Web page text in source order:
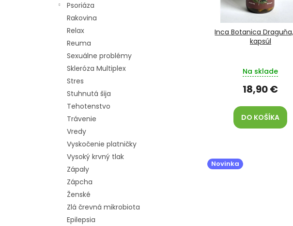
Psoriáza
Rakovina
Relax
Reuma
Sexuálne problémy
Skleróza Multiplex
Stres
Stuhnutá šija
Tehotenstvo
Trávenie
Vredy
Vyskočenie platničky
Vysoký krvný tlak
Zápaly
Zápcha
Ženské
Zlá črevná mikrobiota
Epilepsia
Inca Botanica
kapsúl
Na sklade
18,90 €
DO KOŠÍKA
Novinka